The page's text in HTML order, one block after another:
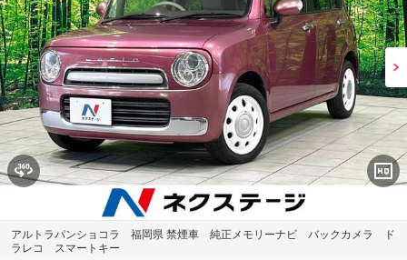
アルトラパンショコラ 福岡県 禁煙車 純正メモリーナビ バックカメラ ド
ラレコ スマートキー